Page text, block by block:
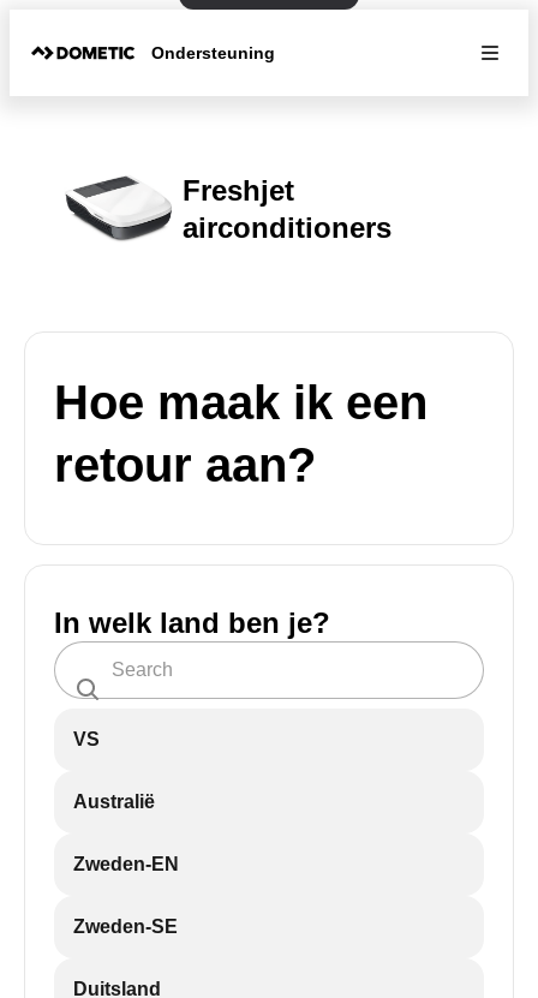
Ondersteuning
Freshjet
airconditioners
Hoe maak ik een
retour aan?
In welk land ben je?
VS
Australië
Zweden-EN
Zweden-SE
Duitsland